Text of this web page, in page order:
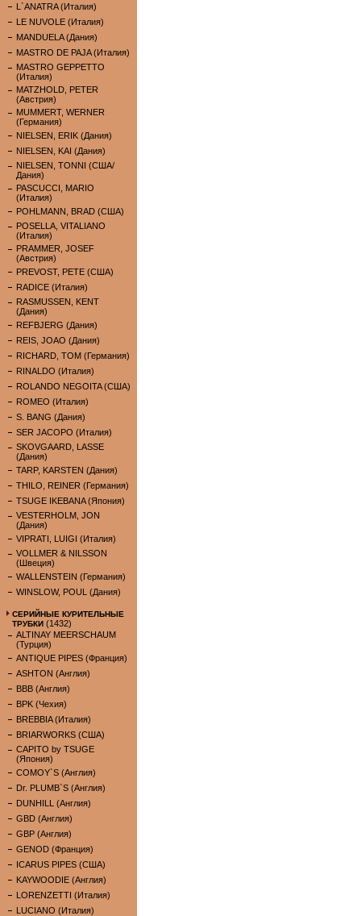
L`ANATRA (Италия)
LE NUVOLE (Италия)
MANDUELA (Дания)
MASTRO DE PAJA (Италия)
MASTRO GEPPETTO
(Италия)
MATZHOLD, PETER
(Австрия)
MUMMERT, WERNER
(Германия)
NIELSEN, ERIK (Дания)
NIELSEN, KAI (Дания)
NIELSEN, TONNI (США/
Дания)
PASCUCCI, MARIO
(Италия)
POHLMANN, BRAD (США)
POSELLA, VITALIANO
(Италия)
PRAMMER, JOSEF
(Австрия)
PREVOST, PETE (США)
RADICE (Италия)
RASMUSSEN, KENT
(Дания)
REFBJERG (Дания)
REIS, JOAO (Дания)
RICHARD, TOM (Германия)
RINALDO (Италия)
ROLANDO NEGOITA (США)
ROMEO (Италия)
S. BANG (Дания)
SER JACOPO (Италия)
SKOVGAARD, LASSE
(Дания)
TARP, KARSTEN (Дания)
THILO, REINER (Германия)
TSUGE IKEBANA (Япония)
VESTERHOLM, JON
(Дания)
VIPRATI, LUIGI (Италия)
VOLLMER & NILSSON
(Швеция)
WALLENSTEIN (Германия)
WINSLOW, POUL (Дания)
СЕРИЙНЫЕ КУРИТЕЛЬНЫЕ
ТРУБКИ (1432)
ALTINAY MEERSCHAUM
(Турция)
ANTIQUE PIPES (Франция)
ASHTON (Англия)
BBB (Англия)
BPK (Чехия)
BREBBIA (Италия)
BRIARWORKS (США)
CAPITO by TSUGE
(Япония)
COMOY`S (Англия)
Dr. PLUMB`S (Англия)
DUNHILL (Англия)
GBD (Англия)
GBP (Англия)
GENOD (Франция)
ICARUS PIPES (США)
KAYWOODIE (Англия)
LORENZETTI (Италия)
LUCIANO (Италия)